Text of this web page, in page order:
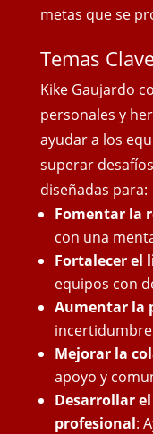
metas que se
Temas
Kike Gaujardo
personales y
ayudar a los
superar
diseñadas para:
Fomentar la
con una
Fortalecer el
equipos con
Aumentar la
Mejorar la
apoyo y
Desarrollar
profesional: